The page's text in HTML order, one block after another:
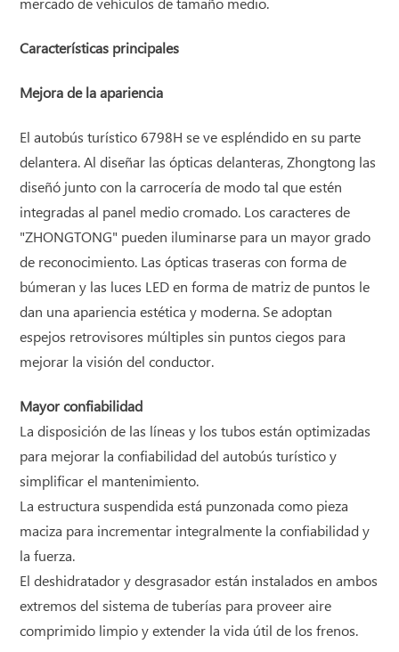
mercado de vehículos de tamaño medio.
Características principales
Mejora de la apariencia
El autobús turístico 6798H se ve espléndido en su parte
delantera. Al diseñar las ópticas delanteras, Zhongtong las
diseñó junto con la carrocería de modo tal que estén
integradas al panel medio cromado. Los caracteres de
"ZHONGTONG" pueden iluminarse para un mayor grado
de reconocimiento. Las ópticas traseras con forma de
búmeran y las luces LED en forma de matriz de puntos le
dan una apariencia estética y moderna. Se adoptan
espejos retrovisores múltiples sin puntos ciegos para
mejorar la visión del conductor.
Mayor confiabilidad
La disposición de las líneas y los tubos están optimizadas
para mejorar la confiabilidad del autobús turístico y
simplificar el mantenimiento.
La estructura suspendida está punzonada como pieza
maciza para incrementar integralmente la confiabilidad y
la fuerza.
El deshidratador y desgrasador están instalados en ambos
extremos del sistema de tuberías para proveer aire
comprimido limpio y extender la vida útil de los frenos.